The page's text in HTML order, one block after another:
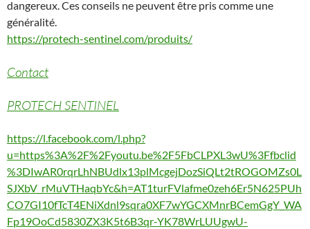
dangereux. Ces conseils ne peuvent être pris comme une
généralité.
https://protech-sentinel.com/produits/
Contact
PROTECH SENTINEL
https://l.facebook.com/l.php?
u=https%3A%2F%2Fyoutu.be%2F5FbCLPXL3wU%3Ffbclid
%3DIwAR0rqrLhNBUdlx13plMcgejDozSiQLt2tROGOMZs0L
SJXbV_rMuVTHaqbYc&h=AT1turFVlafme0zeh6Er5N625PUh
CO7GI10fTcT4ENiXdnl9sqra0XF7wYGCXMnrBCemGgY_WA
Fp19OoCd5830ZX3K5t6B3qr-YK78WrLUUgwU-